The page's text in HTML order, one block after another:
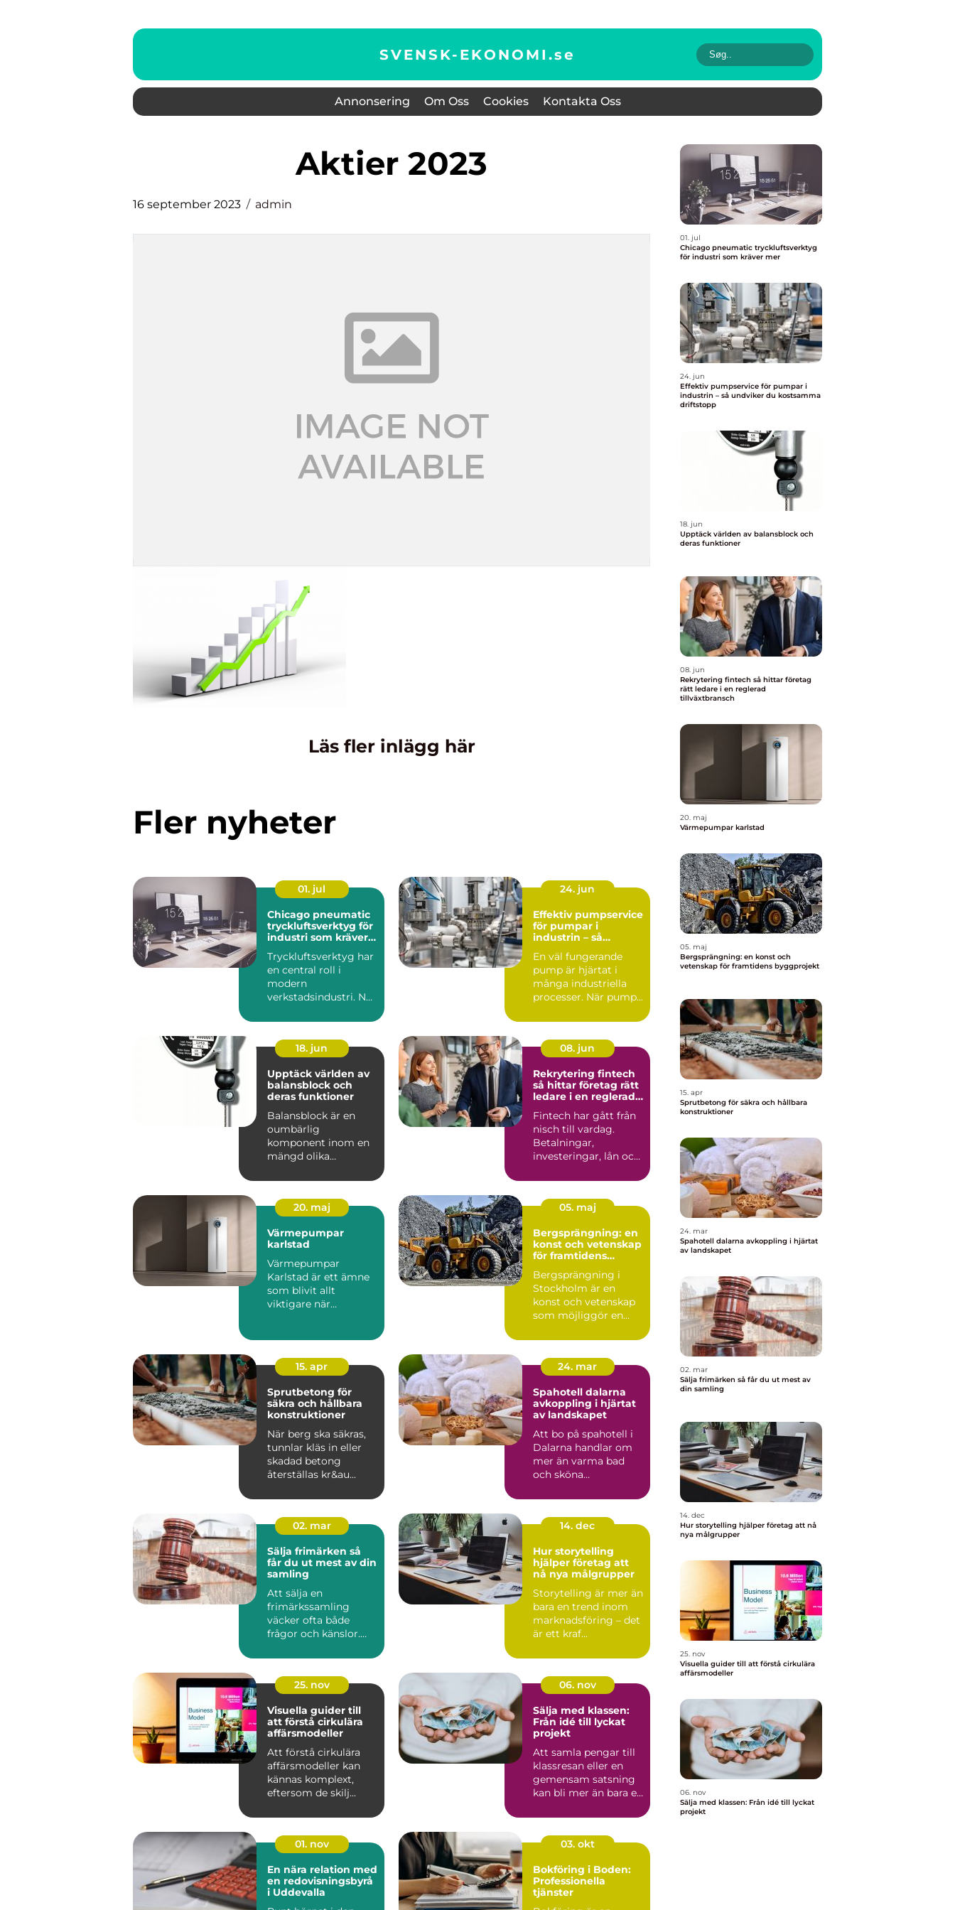
SVENSK-EKONOMI.se
Annonsering Om Oss Cookies Kontakta Oss
aktier 2023
16 september 2023 admin
Läs fler inlägg här
Fler nyheter
01. jul
Chicago pneumatic
tryckluftsverktyg för
industri som kräver
Tryckluftsverktyg har
en central roll i
modern
verkstadsindustri. När
produktivitet, ergon...
24. jun
Effektiv pumpservice
för pumpar i
industrin – så
kostsamma
driftstopp
En väl fungerande
pump är hjärtat i
många industriella
processer. När pump...
18. jun
Upptäck världen av
balansblock och
deras funktioner
Balansblock är en
oumbärlig
komponent inom en
mängd olika
användningsområden
. Dessa e...
08. jun
Rekrytering fintech
så hittar företag rätt
ledare i en reglerad
Fintech har gått från
nisch till vardag.
Betalningar,
investeringar, lån och
in...
20. maj
Värmepumpar
karlstad
Värmepumpar
Karlstad är ett ämne
som blivit allt
viktigare när
05. maj
Bergsprängning: en
konst och vetenskap
för framtidens
Bergsprängning i
Stockholm är en
konst och vetenskap
som möjliggör en
15. apr
Sprutbetong för
säkra och hållbara
konstruktioner
När berg ska säkras,
tunnlar kläs in eller
skadad betong
återställas kr&au...
24. mar
Spahotell dalarna
avkoppling i hjärtat
av landskapet
Att bo på spahotell i
Dalarna handlar om
mer än varma bad
och sköna
söker sig hi...
02. mar
Sälja frimärken så
får du ut mest av din
samling
Att sälja en
frimärkssamling
väcker ofta både
frågor och känslor.
album och lådor frå...
14. dec
Hur storytelling
hjälper företag att
nå nya målgrupper
Storytelling är mer än
bara en trend inom
marknadsföring – det
är ett kraf...
25. nov
Visuella guider till
att förstå cirkulära
affärsmodeller
Att förstå cirkulära
affärsmodeller kan
kännas komplext,
eftersom de skilj...
06. nov
Sälja med klassen:
Från idé till lyckat
projekt
Att samla pengar till
klassresan eller en
gemensam satsning
kan bli mer än bara en
01. nov
En nära relation med
en redovisningsbyrå
i Uddevalla
03. okt
Bokföring i Boden:
Professionella
tjänster
01. jul
Chicago pneumatic tryckluftsverktyg
för industri som kräver mer
24. jun
Effektiv pumpservice för pumpar i
industrin – så undviker du kostsamma
driftstopp
18. jun
Upptäck världen av balansblock och
deras funktioner
08. jun
Rekrytering fintech så hittar företag
rätt ledare i en reglerad
tillväxtbransch
20. maj
Värmepumpar karlstad
05. maj
Bergsprängning: en konst och
vetenskap för framtidens byggprojekt
15. apr
Sprutbetong för säkra och hållbara
konstruktioner
24. mar
Spahotell dalarna avkoppling i hjärtat
av landskapet
02. mar
Sälja frimärken så får du ut mest av
din samling
14. dec
Hur storytelling hjälper företag att nå
nya målgrupper
25. nov
Visuella guider till att förstå cirkulära
affärsmodeller
06. nov
Sälja med klassen: Från idé till lyckat
projekt